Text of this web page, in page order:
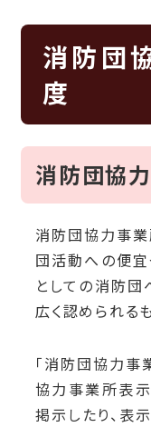
消防団
度
消防団協
消防団協力事
団活動への便
としての消防団
広く認められる
「消防団協力事
協力事業所表
掲示したり、表